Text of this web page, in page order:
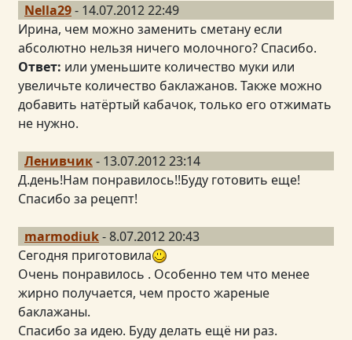
Nella29- 14.07.2012 22:49
Ирина, чем можно заменить сметану если
абсолютно нельзя ничего молочного? Спасибо.
Ответ: или уменьшите количество муки или
увеличьте количество баклажанов. Также можно
добавить натёртый кабачок, только его отжимать
не нужно.
Ленивчик- 13.07.2012 23:14
Д.день!Нам понравилось!!Буду готовить еще!
Спасибо за рецепт!
marmodiuk- 8.07.2012 20:43
Сегодня приготовила
Очень понравилось . Особенно тем что менее
жирно получается, чем просто жареные
баклажаны.
Спасибо за идею. Буду делать ещё ни раз.